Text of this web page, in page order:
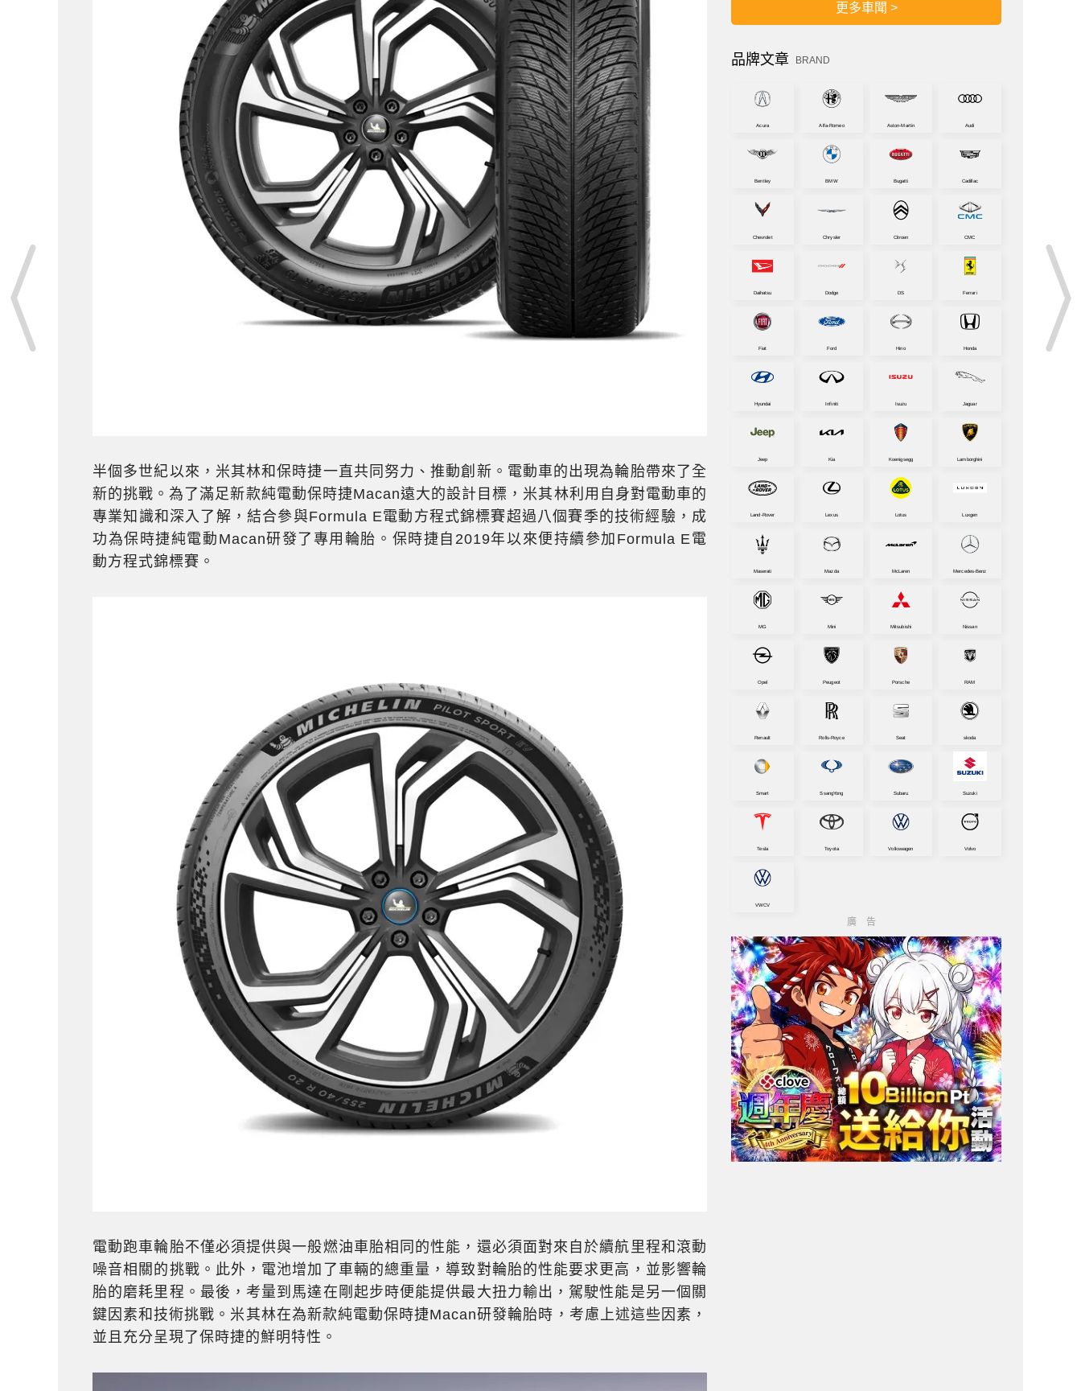
半個多世紀以來，米其林和保時捷一直共同努力、推動創新。電動車的出現為輪胎帶來了全
新的挑戰。為了滿足新款純電動保時捷Macan遠大的設計目標，米其林利用自身對電動車的
專業知識和深入了解，結合參與Formula E電動方程式錦標賽超過八個賽季的技術經驗，成
功為保時捷純電動Macan研發了專用輪胎。保時捷自2019年以來便持續參加Formula E電
動方程式錦標賽。
電動跑車輪胎不僅必須提供與一般燃油車胎相同的性能，還必須面對來自於續航里程和滾動
噪音相關的挑戰。此外，電池增加了車輛的總重量，導致對輪胎的性能要求更高，並影響輪
胎的磨耗里程。最後，考量到馬達在剛起步時便能提供最大扭力輸出，駕駛性能是另一個關
鍵因素和技術挑戰。米其林在為新款純電動保時捷Macan研發輪胎時，考慮上述這些因素，
並且充分呈現了保時捷的鮮明特性。
更多車聞 >
品牌文章 BRAND
Acura Alfa-Romeo Aston-Martin Audi
Bentley BMW Bugatti Cadillac
Chevrolet Chrysler Citroen CMC
Daihatsu Dodge DS Ferrari
Fiat Ford Hino Honda
Hyundai Infiniti Isuzu Jaguar
Jeep Kia Koenigsegg Lamborghini
Land-Rover Lexus Lotus Luxgen
Maserati Mazda McLaren Mercedes-Benz
MG Mini Mitsubishi Nissan
Opel Peugeot Porsche RAM
Renault Rolls-Royce Seat skoda
Smart SsangYong Subaru Suzuki
Tesla Toyota Volkswagen Volvo
VWCV
廣告